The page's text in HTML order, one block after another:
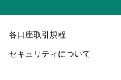
各口座取引規程
セキュリティについて